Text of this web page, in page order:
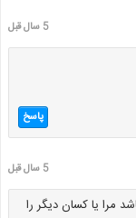
5 سال قبل
پاسخ
5 سال قبل
مرا یا کسان دیگر را